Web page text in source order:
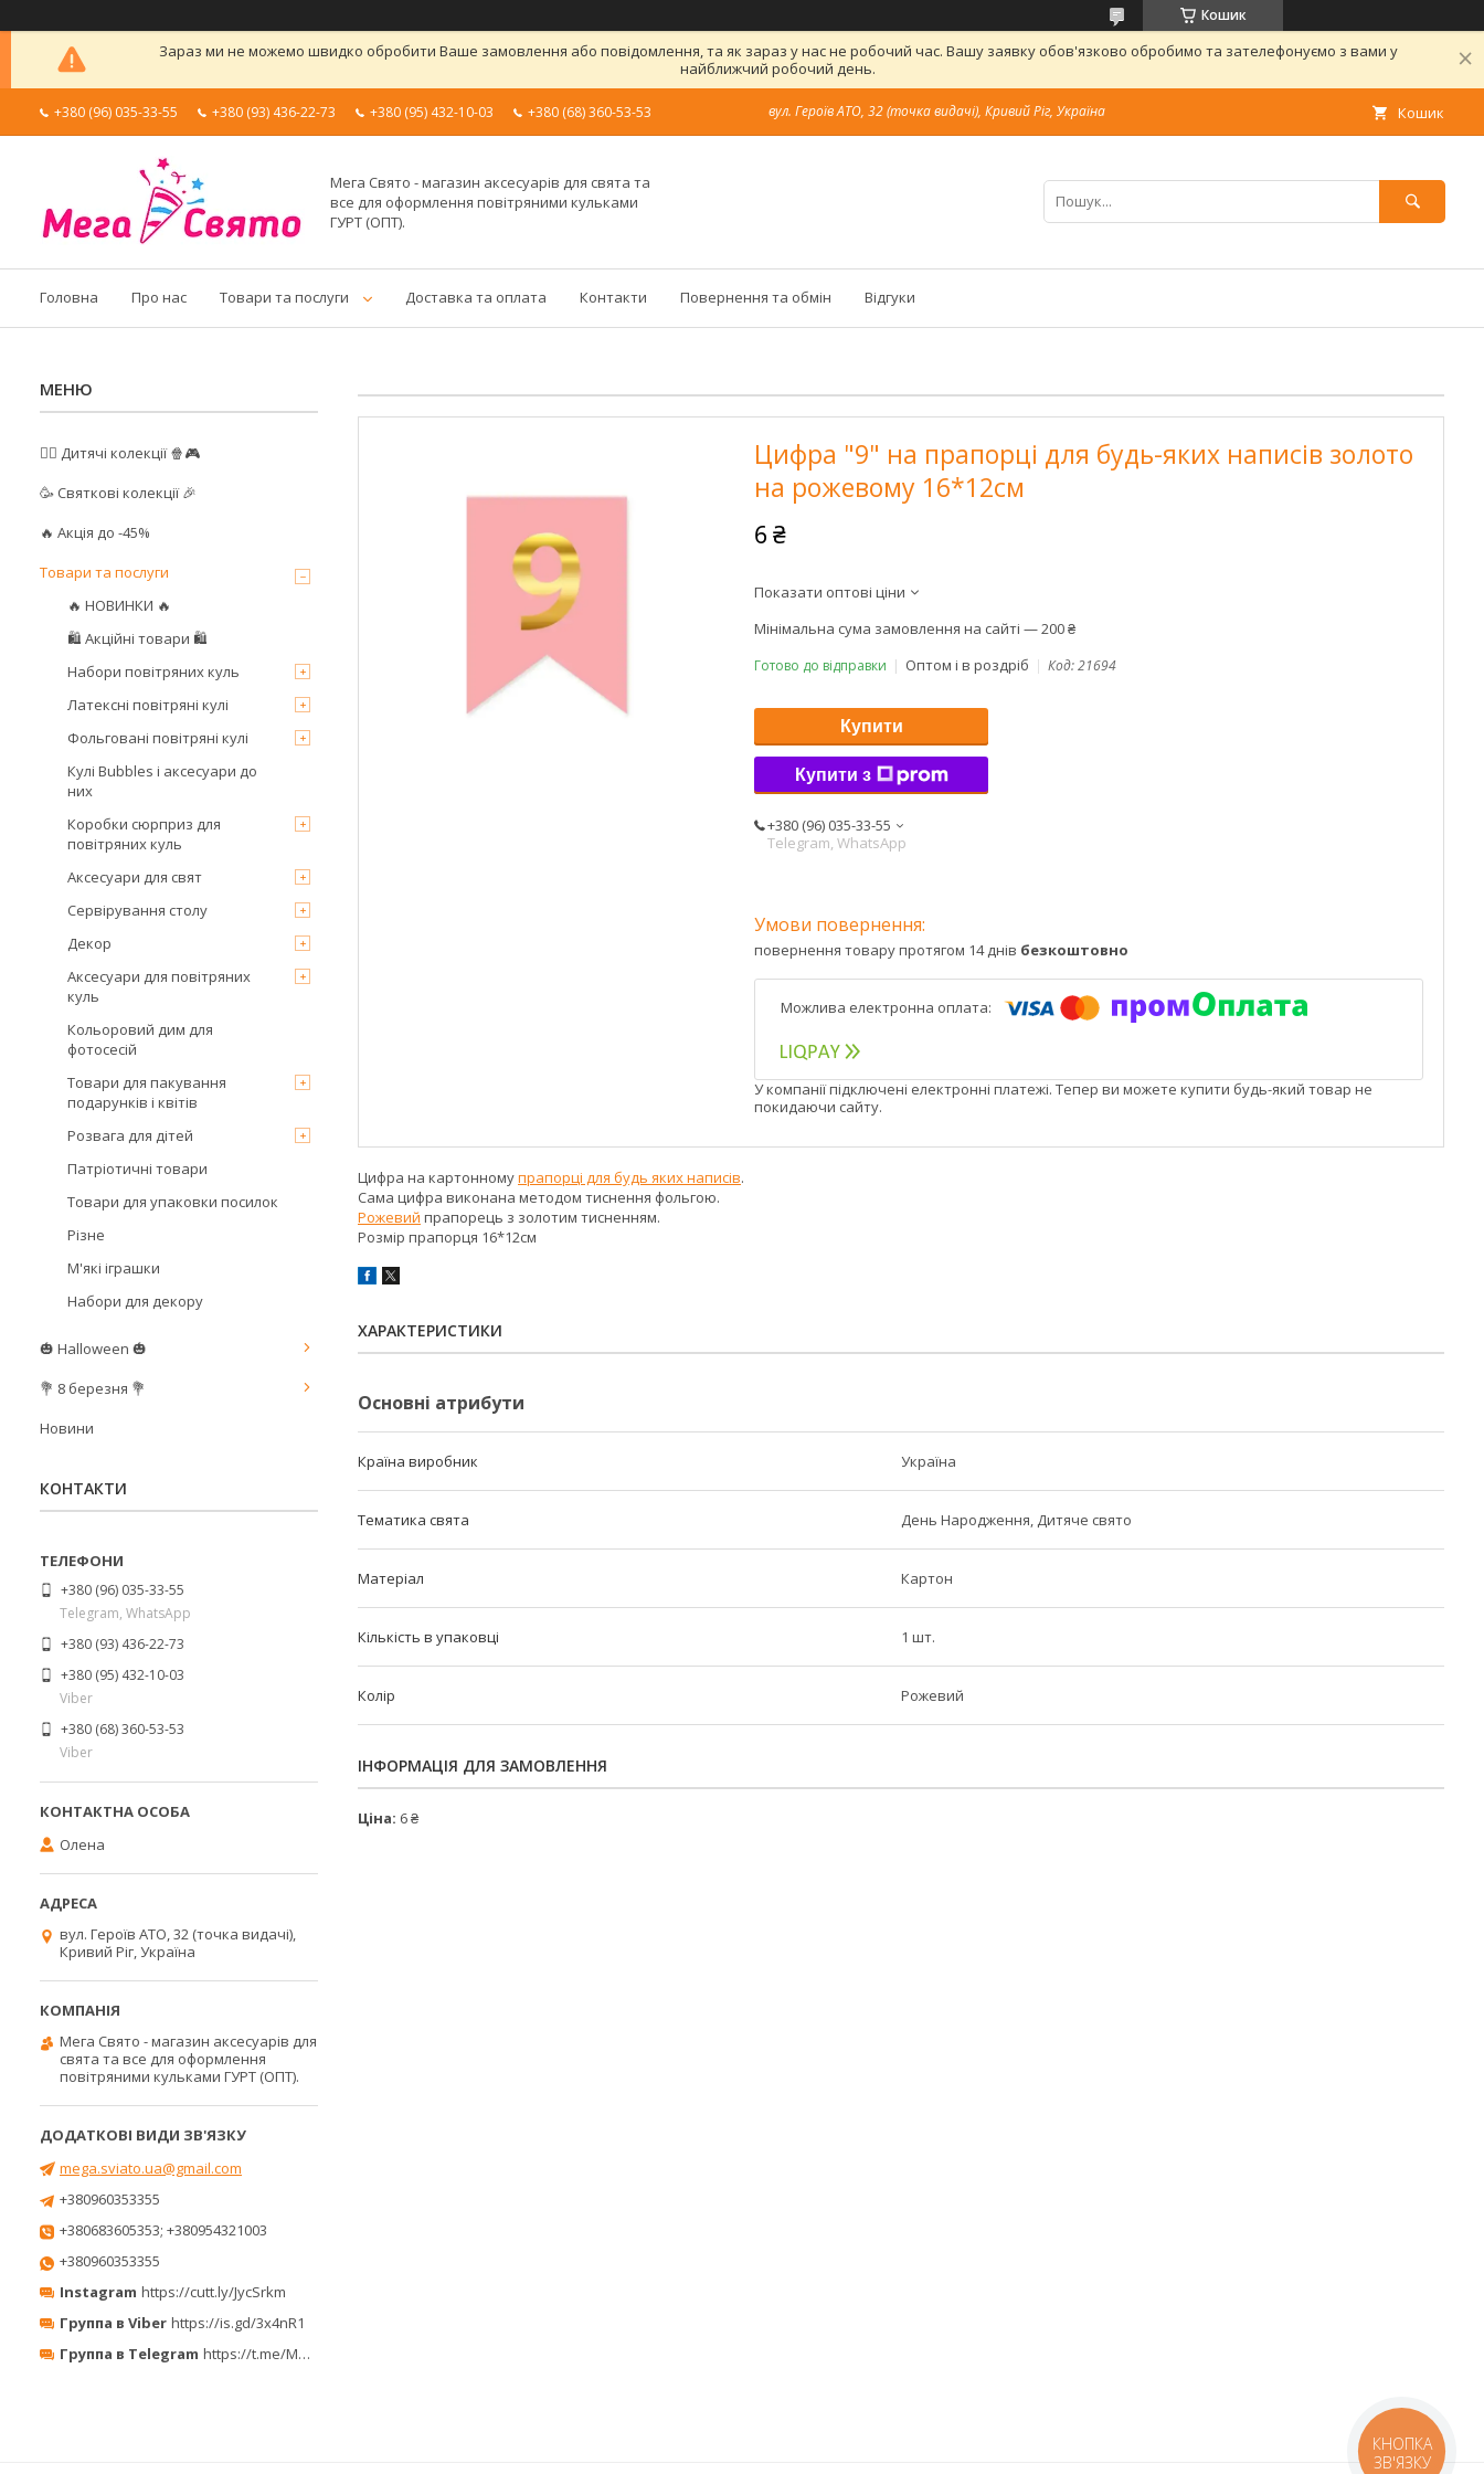
Кошик
Зараз ми не можемо швидко обробити Ваше замовлення або повідомлення, та як зараз у нас не робочий час. Вашу заявку обов'язково обробимо та зателефонуємо з вами у
найближчий робочий день.
+380 (96) 035-33-55 +380 (93) 436-22-73 +380 (95) 432-10-03 +380 (68) 360-53-53 вул. Героїв АТО, 32 (точка видачі), Кривий Ріг, Україна Кошик
Мега Свято - магазин аксесуарів для свята та
все для оформлення повітряними кульками
ГУРТ (ОПТ).
Головна Про нас Товари та послуги Доставка та оплата Контакти Повернення та обмін Відгуки
Цифра "9" на прапорці для будь-яких написів золото
на рожевому 16*12см
6 ₴
Показати оптові ціни
Мінімальна сума замовлення на сайті — 200 ₴
Готово до відправки Оптом і в роздріб Код:21694
Купити
Купити з
+380 (96) 035-33-55
Telegram, WhatsApp
повернення товару протягом 14 днів безкоштовно
У компанії підключені електронні платежі. Тепер ви можете купити будь-який товар не
покидаючи сайту.
Цифра на картонномупрапорці для будь яких написів.
Сама цифра виконана методом тиснення фольгою.
Рожевий прапорець з золотим тисненням.
Розмір прапорця 16*12см
ХАРАКТЕРИСТИКИ
Основні атрибути
Країна виробник Україна
Тематика свята День Народження, Дитяче свято
Матеріал Картон
Кількість в упаковці 1 шт.
Колір Рожевий
ІНФОРМАЦІЯ ДЛЯ ЗАМОВЛЕННЯ
Ціна: 6 ₴
🦸‍♂️ Дитячі колекції 🍿🎮
🥳 Святкові колекції 🎉
🔥 Акція до -45%
Товари та послуги
🔥 НОВИНКИ 🔥
🛍 Акційні товари 🛍
Набори повітряних куль
Латексні повітряні кулі
Фольговані повітряні кулі
Кулі Bubbles і аксесуари до
них
Коробки сюрприз для
повітряних куль
Аксесуари для свят
Сервірування столу
Декор
Аксесуари для повітряних
куль
Кольоровий дим для
фотосесій
Товари для пакування
подарунків і квітів
Розвага для дітей
Патріотичні товари
Товари для упаковки посилок
Різне
М'які іграшки
Набори для декору
🎃 Halloween 🎃
💐 8 березня 💐
Новини
КОНТАКТИ
+380 (96) 035-33-55
Telegram, WhatsApp
+380 (93) 436-22-73
+380 (95) 432-10-03
Viber
+380 (68) 360-53-53
Viber
Олена
вул. Героїв АТО, 32 (точка видачі),
Кривий Ріг, Україна
Мега Свято - магазин аксесуарів для
свята та все для оформлення
повітряними кульками ГУРТ (ОПТ).
mega.sviato.ua@gmail.com
+380960353355
+380683605353; +380954321003
+380960353355
Instagram https://cutt.ly/JycSrkm
Группа в Viber https://is.gd/3x4nR1
Группа в Telegram https://t.me/MegaPrazdnikUA
КНОПКА
ЗВ'ЯЗКУ